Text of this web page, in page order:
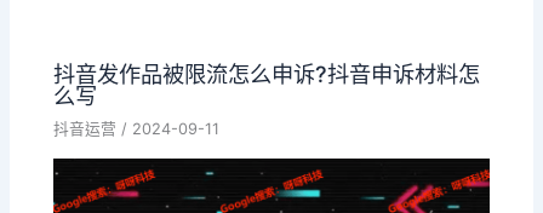
抖音发作品被限流怎么申诉?抖音申诉材料怎
么写
抖音运营 / 2024-09-11